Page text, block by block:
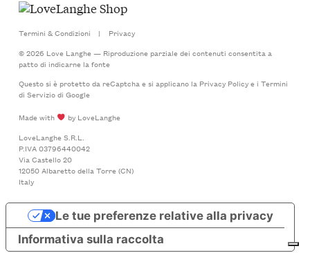
Termini & Condizioni |
Privacy
© 2026 Love Langhe — Riproduzione parziale dei contenuti consentita a
patto di indicarne la fonte
Questo si è protetto da reCaptcha e si applicano la Privacy Policye i Termini
di Serviziodi Google
Made with
by LoveLanghe
LoveLanghe S.R.L.
P.IVA 03796440042
Via Castello 20
12050 Albaretto della Torre (CN)
Italy
Informativa sulla raccolta
Le tue preferenze relative alla privacy